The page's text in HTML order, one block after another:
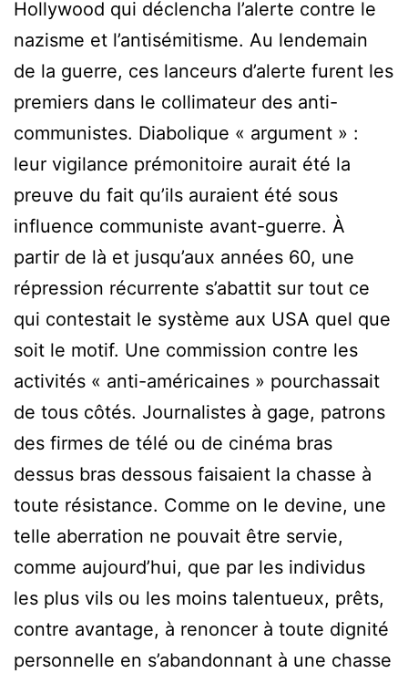
Hollywood qui déclencha l’alerte contre le
nazisme et l’antisémitisme. Au lendemain
de la guerre, ces lanceurs d’alerte furent les
premiers dans le collimateur des anti-
communistes. Diabolique « argument » :
leur vigilance prémonitoire aurait été la
preuve du fait qu’ils auraient été sous
influence communiste avant-guerre. À
partir de là et jusqu’aux années 60, une
répression récurrente s’abattit sur tout ce
qui contestait le système aux USA quel que
soit le motif. Une commission contre les
activités « anti-américaines » pourchassait
de tous côtés. Journalistes à gage, patrons
des firmes de télé ou de cinéma bras
dessus bras dessous faisaient la chasse à
toute résistance. Comme on le devine, une
telle aberration ne pouvait être servie,
comme aujourd’hui, que par les individus
les plus vils ou les moins talentueux, prêts,
contre avantage, à renoncer à toute dignité
personnelle en s’abandonnant à une chasse